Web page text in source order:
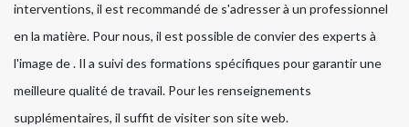
interventions, il est recommandé de s'adresser à un professionnel
en la matière. Pour nous, il est possible de convier des experts à
l'image de . Il a suivi des formations spécifiques pour garantir une
meilleure qualité de travail. Pour les renseignements
supplémentaires, il suffit de visiter son site web.